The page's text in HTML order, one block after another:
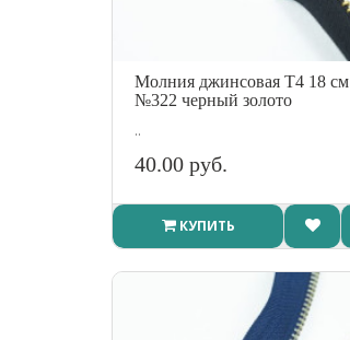
Молния джинсовая Т4 18 см
№322 черный золото
..
40.00 руб.
КУПИТЬ